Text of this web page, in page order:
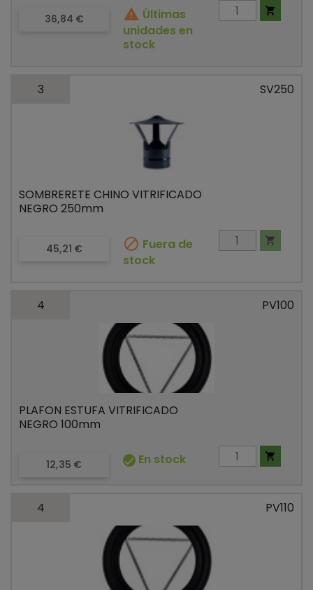
Precio
36,84 €  Últimas
unidades en
stock

3 SV250
SOMBRERETE CHINO VITRIFICADO
NEGRO 250mm
Precio
45,21 €  Fuera de
stock

4 PV100
PLAFON ESTUFA VITRIFICADO
NEGRO 100mm
Precio
12,35 €  En stock 
4 PV110